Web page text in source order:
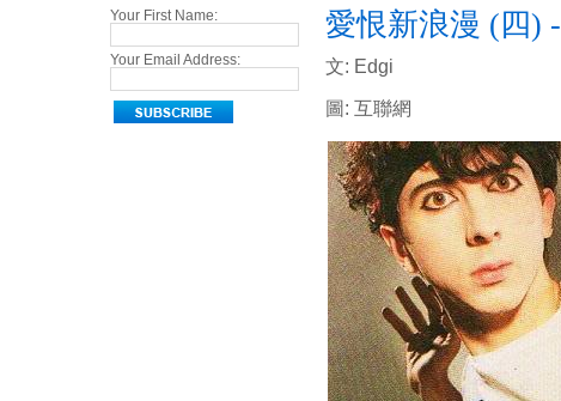
Your First Name:
Your Email Address:
愛恨新浪漫 (四)
文: Edgi
圖: 互聯網